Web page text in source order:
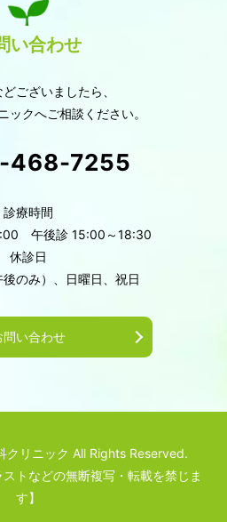
い合わせ
ございましたら、
ックへご相談ください。
468-7255
診療時間
午後診 15:00～18:30
休診日
のみ）、日曜日、祝日
問い合わせ
リニック All Rights Reserved.
ストなどの無断複写・転載を禁じま
す】